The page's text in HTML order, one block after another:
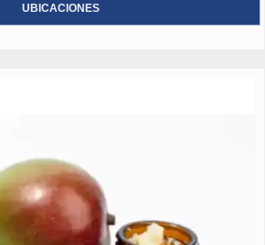
UBICACIONES